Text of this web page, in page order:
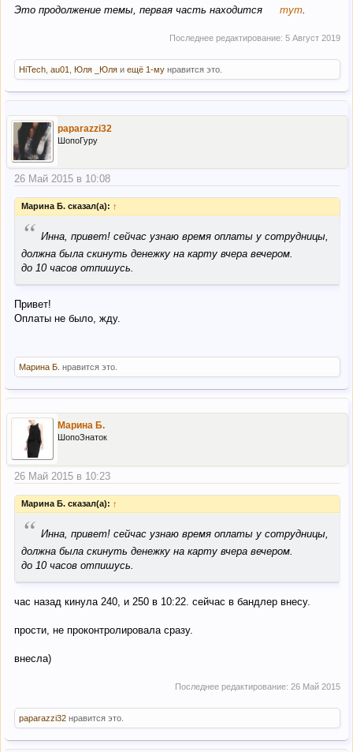
Это продолжение темы, первая часть находится тут
Последнее редактирование: 5 Август 2019
HiTech au01 Юля _Юля и ещё 1-му нравится это.
paparazzi32
ШопоГуру
26 Май 2015 в 10:08
Марина Б. сказал(а): ↑
“ Инна, привет! сейчас узнаю время оплаты у сотрудницы,
должна была скинуть денежку на карту вчера вечером.
до 10 часов отпишусь.
Привет!
Оплаты не было, жду.
Марина Б. нравится это.
Марина Б.
ШопоЗнаток
26 Май 2015 в 10:23
Марина Б. сказал(а): ↑
“ Инна, привет! сейчас узнаю время оплаты у сотрудницы,
должна была скинуть денежку на карту вчера вечером.
до 10 часов отпишусь.
час назад кинула 240, и 250 в 10:22. сейчас в бандлер внесу.
прости, не проконтролировала сразу.
внесла)
Последнее редактирование: 26 Май 2015
paparazzi32 нравится это.